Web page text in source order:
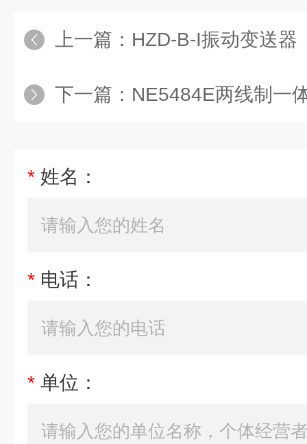
上一篇： HZD-B-I振动变送器
下一篇： NE5484E两线制一
* 姓名：
* 电话：
* 单位：